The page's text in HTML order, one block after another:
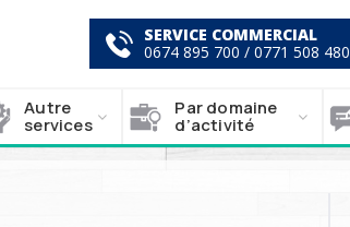
SERVICE COMMERCIAL
0674 895 700 / 0771 508 480
Autre
services
Par domaine
d’activité